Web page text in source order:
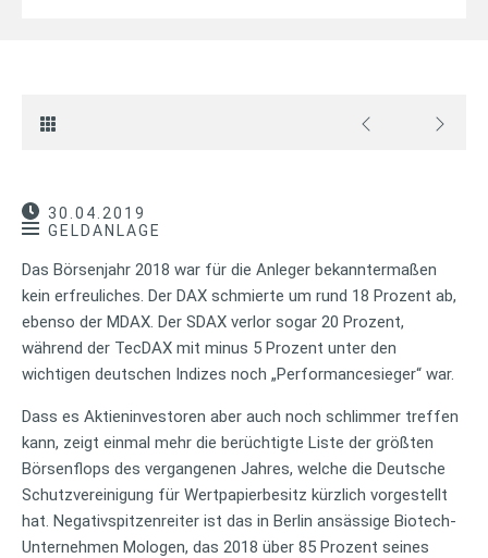
30.04.2019
GELDANLAGE
Das Börsenjahr 2018 war für die Anleger bekanntermaßen
kein erfreuliches. Der DAX schmierte um rund 18 Prozent ab,
ebenso der MDAX. Der SDAX verlor sogar 20 Prozent,
während der TecDAX mit minus 5 Prozent unter den
wichtigen deutschen Indizes noch „Performancesieger“ war.
Dass es Aktieninvestoren aber auch noch schlimmer treffen
kann, zeigt einmal mehr die berüchtigte Liste der größten
Börsenflops des vergangenen Jahres, welche die Deutsche
Schutzvereinigung für Wertpapierbesitz kürzlich vorgestellt
hat. Negativspitzenreiter ist das in Berlin ansässige Biotech-
Unternehmen Mologen, das 2018 über 85 Prozent seines